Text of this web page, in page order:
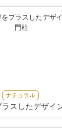
ナチュラル
ラスしたデザイ